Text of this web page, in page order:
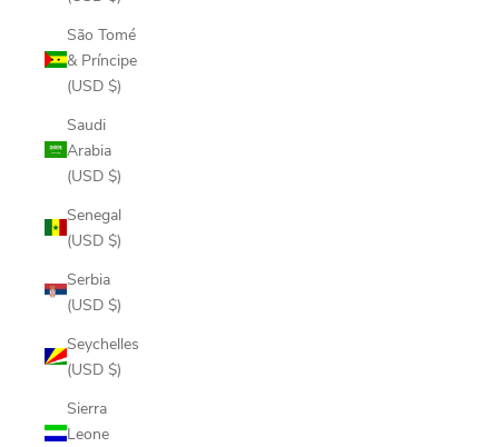
São Tomé
& Príncipe
(USD $)
Saudi
Arabia
(USD $)
Senegal
(USD $)
Serbia
(USD $)
Seychelles
(USD $)
Sierra
Leone